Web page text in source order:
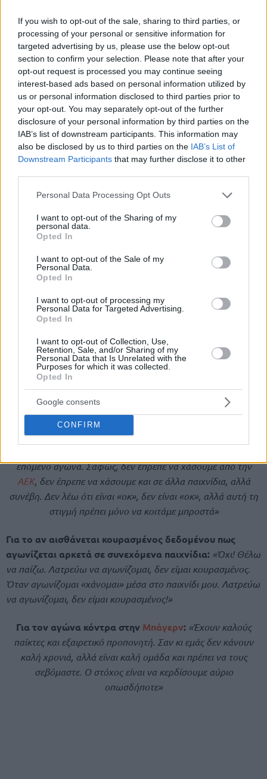
If you wish to opt-out of the sale, sharing to third parties, or
processing of your personal or sensitive information for
targeted advertising by us, please use the below opt-out
section to confirm your selection. Please note that after your
opt-out request is processed you may continue seeing
interest-based ads based on personal information utilized by
us or personal information disclosed to third parties prior to
your opt-out. You may separately opt-out of the further
disclosure of your personal information by third parties on the
IAB’s list of downstream participants. This information may
also be disclosed by us to third parties on the IAB’s List of
Downstream Participants that may further disclose it to other
Please note that this website/app uses one or more Google
not limited to your visit or usage behaviour. You may click to
grant or deny consent to Google and its third-party tags to
use your data for below specified purposes in below Google
consent section.
Personal Data Processing Opt Outs
I want to opt-out of the Sharing of my
personal data.
Opted In
I want to opt-out of the Sale of my
Personal Data.
Opted In
I want to opt-out of processing my
Personal Data for Targeted Advertising.
Opted In
I want to opt-out of Collection, Use,
Retention, Sale, and/or Sharing of my
Personal Data that Is Unrelated with the
Purposes for which it was collected.
Opted In
Google consents
CONFIRM
«Φυσικά, δεν θέλουμε να χάνουμε αγώνες. Το μόνο που
επόμενο αγώνα. Σαφώς, δεν έπρεπε να χάσουμε από την
ΑΕΚ, δεν έπρεπε να χάσουμε και σε άλλα παιχνίδια, αλλά
συνέβη. Δεν λέω ότι είναι «οκ», δεν είναι «οκ», αλλά αυτή τη
στιγμή πρέπει μόνο να κοιτάμε μπροστά»
Για το αν αισθάνεται κουρασμένος δεδομένου πως
αγωνίζεται αρκετά σε συνεχόμενα παιχνίδια: «Όχι! Θέλω
να παίζω. Λατρεύω να αγωνίζομαι, δεν είμαι κουρασμένος.
Όταν αγωνίζομαι «χάνομαι» μέσα στο παιχνίδι μου. Λατρεύω
να αγωνίζομαι, δεν είμαι κουρασμένος!»
Για τον αγώνα κόντρα στην Μπάγερν: «Έχουν καλούς
παίκτες και εξαιρετικό προπονητή. Σαν κι εμάς δεν κάνουν
καλή χρονιά, αλλά είναι καλή ομάδα και πρέπει να τους
σεβόμαστε. Ο στόχος είναι να κερδίσουμε αύριο
οπωσδήποτε»